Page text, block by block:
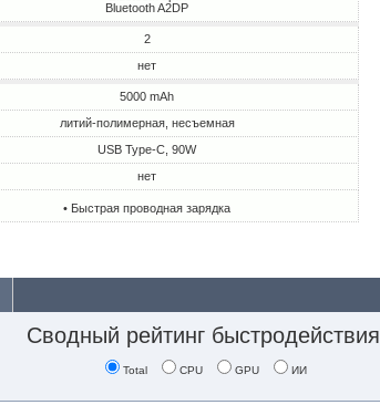
Bluetooth A2DP
2
нет
5000 mAh
литий-полимерная, несъемная
USB Type-C, 90W
нет
• Быстрая проводная зарядка
Сводный рейтинг быстродействия
Total CPU GPU ИИ